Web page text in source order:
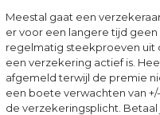
Meestal gaat een
er voor een langere tijd
regelmatig steekproeven uit
een verzekering actief is.
afgemeld terwijl de premie
een boete verwachten van
de verzekeringsplicht.